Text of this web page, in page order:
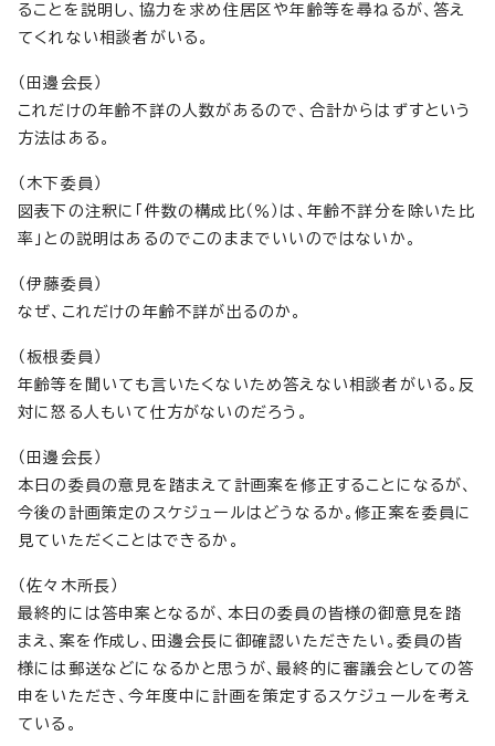
ることを説明し、協力を求め住居区や年齢等を尋ねるが、答え
てくれない相談者がいる。
（田邊会長）
これだけの年齢不詳の人数があるので、合計からはずすという
方法はある。
（木下委員）
図表下の注釈に「件数の構成比（％）は、年齢不詳分を除いた比
率」との説明はあるのでこのままでいいのではないか。
（伊藤委員）
なぜ、これだけの年齢不詳が出るのか。
（板根委員）
年齢等を聞いても言いたくないため答えない相談者がいる。反
対に怒る人もいて仕方がないのだろう。
（田邊会長）
本日の委員の意見を踏まえて計画案を修正することになるが、
今後の計画策定のスケジュールはどうなるか。修正案を委員に
見ていただくことはできるか。
（佐々木所長）
最終的には答申案となるが、本日の委員の皆様の御意見を踏
まえ、案を作成し、田邊会長に御確認いただきたい。委員の皆
様には郵送などになるかと思うが、最終的に審議会としての答
申をいただき、今年度中に計画を策定するスケジュールを考え
ている。